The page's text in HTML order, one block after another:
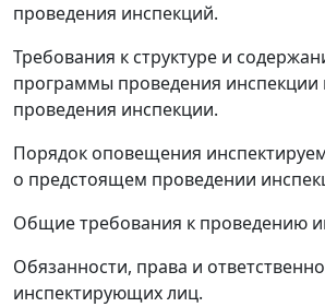
проведения инспекций.
Требования к структуре и
программы проведения инспекции
проведения инспекции.
Порядок оповещения
о предстоящем проведении
Общие требования к проведению
Обязанности, права и
инспектирующих лиц.